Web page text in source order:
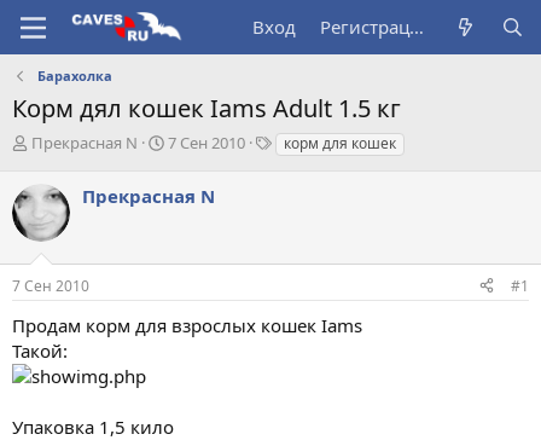
Вход Регистрация
Барахолка
Корм дял кошек Iams Adult 1.5 кг
А
т
о
р
е
м
Прекрасная N
Д
а
ч
а
7 Сен 2010
Ткорм для кошек
Прекрасная N
7 Сен 2010 #1
Продам корм для взрослых кошек Iams
Такой:
Упаковка 1,5 кило